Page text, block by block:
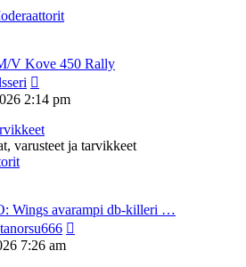
V Kove 450 Rally
uusin
viesti
2:14 pm
varusteet ja tarvikkeet
Wings avarampi db-killeri …
7:26 am